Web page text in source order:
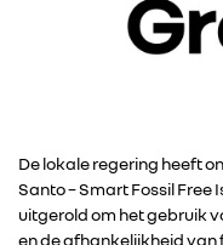
De lokale regering heeft
Santo – Smart Fossil
uitgerold om het gebruik
en de afhankelijkheid van